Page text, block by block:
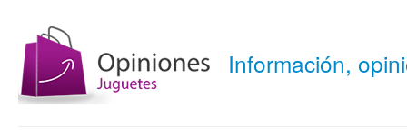
Información,